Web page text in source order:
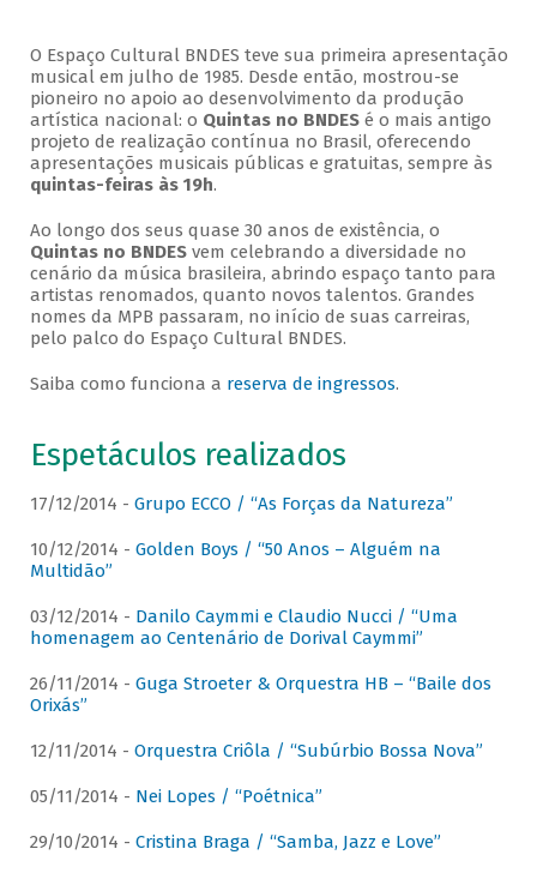
O Espaço Cultural BNDES teve sua primeira apresentação
musical em julho de 1985. Desde então, mostrou-se
pioneiro no apoio ao desenvolvimento da produção
artística nacional: o Quintas no BNDESé o mais antigo
projeto de realização contínua no Brasil, oferecendo
apresentações musicais públicas e gratuitas, sempre às
quintas-feiras às 19h.
Ao longo dos seus quase 30 anos de existência, o
Quintas no BNDESvem celebrando a diversidade no
cenário da música brasileira, abrindo espaço tanto para
artistas renomados, quanto novos talentos. Grandes
nomes da MPB passaram, no início de suas carreiras,
pelo palco do Espaço Cultural BNDES.
Saiba como funciona a reserva de ingressos.
Espetáculos realizados
17/12/2014 - Grupo ECCO / “As Forças da Natureza”
10/12/2014 - Golden Boys / “50 Anos – Alguém na
Multidão”
03/12/2014 - Danilo Caymmi e Claudio Nucci / “Uma
homenagem ao Centenário de Dorival Caymmi”
26/11/2014 - Guga Stroeter & Orquestra HB – “Baile dos
Orixás”
12/11/2014 - Orquestra Criôla / “Subúrbio Bossa Nova”
05/11/2014 - Nei Lopes / “Poétnica”
29/10/2014 - Cristina Braga / “Samba, Jazz e Love”